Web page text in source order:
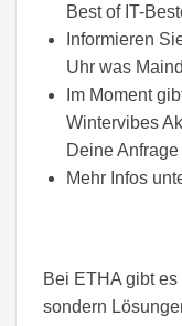
Best of IT-
Informieren
Uhr was
Im Moment
Wintervibes
Deine
Mehr Infos
Bei ETHA gibt
sondern